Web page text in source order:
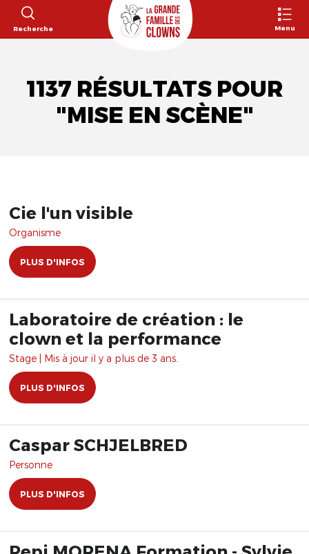
Recherche Menu
1137 RÉSULTATS POUR
"MISE EN SCÈNE"
Cie l'un visible
Organisme
PLUS D'INFOS
Laboratoire de création : le
clown et la performance
Stage | Mis à jour il y a plus de 3 ans.
PLUS D'INFOS
Caspar SCHJELBRED
Personne
PLUS D'INFOS